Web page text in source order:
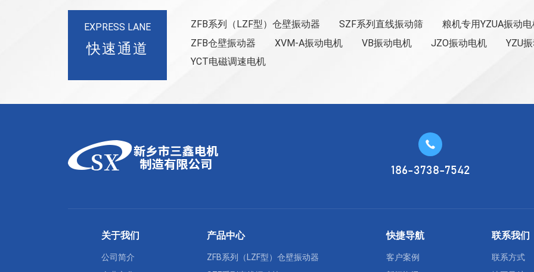
EXPRESS LANE
快速通道
ZFB系列（LZF型）仓壁振动器 SZF系列直线振动筛 粮机专用YZUA振动
ZFB仓壁振动器
XVM-A振动电机 VB振动电机 JZO振动电机 YZU
YCT电磁调速电机

186-3738-7542
关于我们
公司简介
产品中心
ZFB系列（LZF型）仓壁振动器
快捷导航
客户案例
联系我们
联系方式